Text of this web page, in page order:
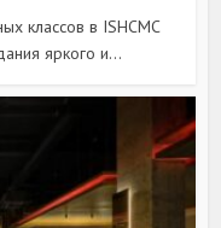
классов в ISHCMC
яркого и...